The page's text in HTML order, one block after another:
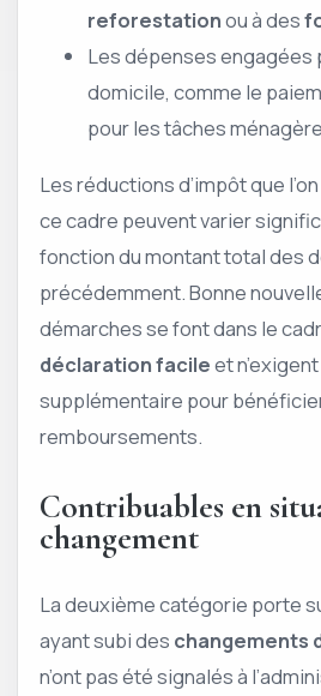
reforestationou à des
Les dépenses engagées
domicile, comme le
pour les tâches
Les réductions d’impôt que
ce cadre peuvent varier
fonction du montant total des
précédemment. Bonne
démarches se font dans le
déclaration facileet
supplémentaire pour
remboursements.
Contribuables en
changement
La deuxième catégorie porte
ayant subi des changements
n’ont pas été signalés à